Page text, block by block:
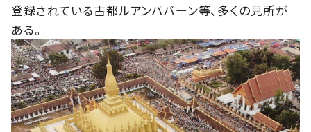
登録されている古都ルアンパバーン等、多くの見所が
ある。